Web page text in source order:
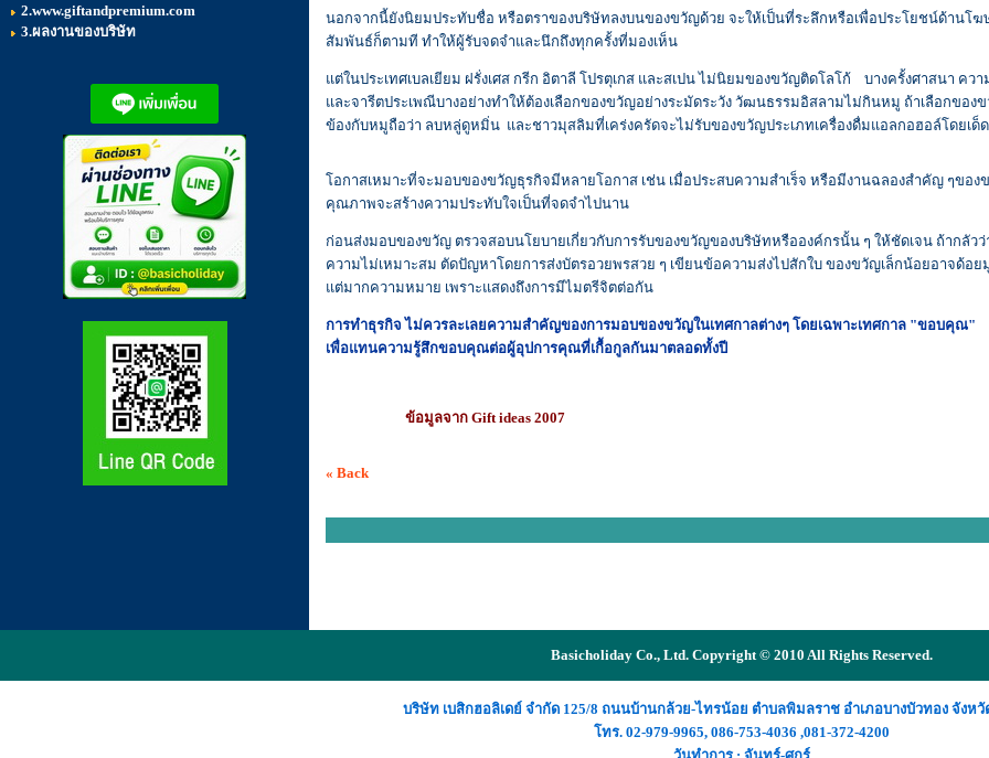
2.www.giftandpremium.com
3.ผลงานของบริษัท
นอกจากนี้ยังนิยมประทับชื่อ หรือตราของบริษัทลงบนของขวัญด้วย จะให้เป็นที่ระลึกหรือเพื่อประโยชน์ด้านโ
สัมพันธ์ก็ตามที ทำให้ผู้รับจดจำและนึกถึงทุกครั้งที่มองเห็น
แต่ในประเทศเบลเยียม ฝรั่งเศส กรีก อิตาลี โปรตุเกส และสเปน ไม่นิยมของขวัญติดโลโก้ บางครั้งศาสนา ควา
และจารีตประเพณีบางอย่างทำให้ต้องเลือกของขวัญอย่างระมัดระวัง วัฒนธรรมอิสลามไม่กินหมู ถ้าเลือกของ
ข้องกับหมูถือว่า ลบหลู่ดูหมิ่น และชาวมุสลิมที่เคร่งครัดจะไม่รับของขวัญประเภทเครื่องดื่มแอลกอฮอล์โดยเด็
โอกาสเหมาะที่จะมอบของขวัญธุรกิจมีหลายโอกาส เช่น เมื่อประสบความสำเร็จ หรือมีงานฉลองสำคัญ ๆขอ
คุณภาพจะสร้างความประทับใจเป็นที่จดจำไปนาน
ก่อนส่งมอบของขวัญ ตรวจสอบนโยบายเกี่ยวกับการรับของขวัญของบริษัทหรือองค์กรนั้น ๆ ให้ชัดเจน ถ้ากลัวว่
ความไม่เหมาะสม ตัดปัญหาโดยการส่งบัตรอวยพรสวย ๆ เขียนข้อความส่งไปสักใบ ของขวัญเล็กน้อยอาจด้อย
แต่มากความหมาย เพราะแสดงถึงการมีไมตรีจิตต่อกัน
การทำธุรกิจ ไม่ควรละเลยความสำคัญของการมอบของขวัญในเทศกาลต่างๆ โดยเฉพาะเทศกาล "ขอบคุณ"
เพื่อแทนความรู้สึกขอบคุณต่อผู้อุปการคุณที่เกื้อกูลกันมาตลอดทั้งปี
ข้อมูลจาก Gift ideas 2007
« Back
Basicholiday Co., Ltd. Copyright © 2010 All Rights Reserved.
บริษัท เบสิกฮอลิเดย์ จำกัด 125/8 ถนนบ้านกล้วย-ไทรน้อย ตำบลพิมลราช อำเภอบางบัวทอง จังห
โทร. 02-979-9965, 086-753-4036 ,081-372-4200